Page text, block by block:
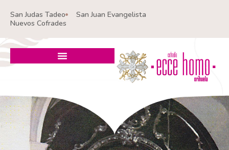
San Judas Tadeo
San Juan Evangelista
Nuevos Cofrades